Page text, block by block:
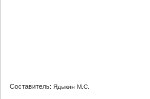
Составитель: Ядыкин М.С.